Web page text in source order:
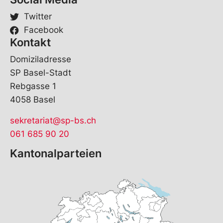
Twitter
Facebook
Kontakt
Domiziladresse
SP Basel-Stadt
Rebgasse 1
4058 Basel
sekretariat@sp-bs.ch
061 685 90 20
Kantonalparteien